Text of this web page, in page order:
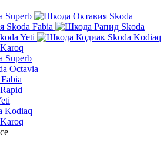
Superb
Skoda
Skoda Fabia
Skoda
Yeti
Skoda Kodiaq
Superb
Octavia
Kodiaq